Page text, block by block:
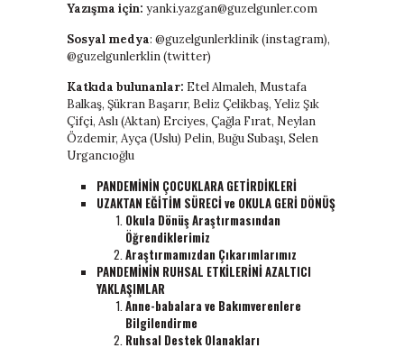
Yazışma için: yanki.yazgan@guzelgunler.com
Sosyal medya: @guzelgunlerklinik (instagram),
@guzelgunlerklin (twitter)
Katkıda bulunanlar: Etel Almaleh, Mustafa
Balkaş, Şükran Başarır, Beliz Çelikbaş, Yeliz Şık
Çifçi, Aslı (Aktan) Erciyes, Çağla Fırat, Neylan
Özdemir, Ayça (Uslu) Pelin, Buğu Subaşı, Selen
Urgancıoğlu
PANDEMİNİN ÇOCUKLARA GETİRDİKLERİ
UZAKTAN EĞİTİM SÜRECİ ve OKULA GERİ DÖNÜŞ
Okula Dönüş Araştırmasından
Öğrendiklerimiz
Araştırmamızdan Çıkarımlarımız
PANDEMİNİN RUHSAL ETKİLERİNİ AZALTICI
YAKLAŞIMLAR
Anne-babalara ve Bakımverenlere
Bilgilendirme
Ruhsal Destek Olanakları